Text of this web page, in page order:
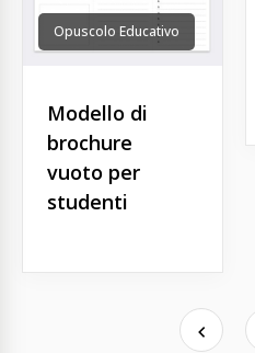
Opuscolo Educativo
Modello di
brochure
vuoto per
studenti